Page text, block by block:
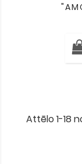
Attēlo 1-18